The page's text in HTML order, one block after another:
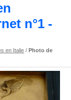
n°1 -
en Italie /Photo de